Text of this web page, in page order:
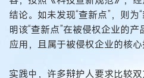
结论。如未发现“查新点”，则
明该“查新点”在被侵权企业的
应用，且属于被侵权企业的核心
实践中，许多辩护人要求比较